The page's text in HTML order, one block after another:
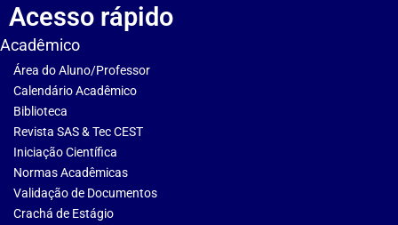
Acesso rápido
Acadêmico
Área do Aluno/Professor
Calendário Acadêmico
Biblioteca
Revista SAS & Tec CEST
Iniciação Científica
Normas Acadêmicas
Validação de Documentos
Crachá de Estágio